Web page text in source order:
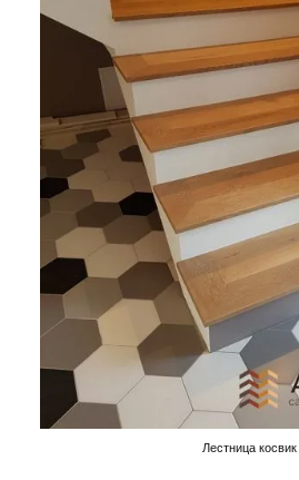
Лестница косвик